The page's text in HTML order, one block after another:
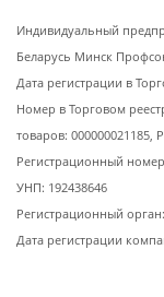
Индивидуальный
Беларусь Минск
Дата регистрации в
Номер в Торговом
товаров: 000000021185,
Регистрационный
УНП: 192438646
Регистрационный
Дата регистрации